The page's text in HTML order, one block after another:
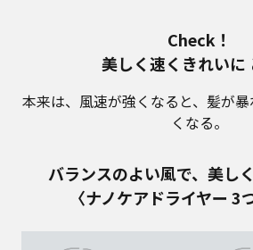
Check！
美しく速くきれいに
本来は、風速が強くなると、髪が
くなる。
バランスのよい風で、美し
〈ナノケアドライヤー 3